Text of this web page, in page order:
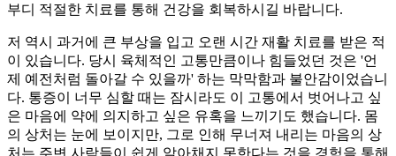
부디 적절한 치료를 통해 건강을 회복하시길 바랍니다.
저 역시 과거에 큰 부상을 입고 오랜 시간 재활 치료를 받은 적
이 있습니다. 당시 육체적인 고통만큼이나 힘들었던 것은 '언
제 예전처럼 돌아갈 수 있을까' 하는 막막함과 불안감이었습니
다. 통증이 너무 심할 때는 잠시라도 이 고통에서 벗어나고 싶
은 마음에 약에 의지하고 싶은 유혹을 느끼기도 했습니다. 몸
의 상처는 눈에 보이지만, 그로 인해 무너져 내리는 마음의 상
처는 주변 사람들이 쉽게 알아채지 못한다는 것을 경험을 통해